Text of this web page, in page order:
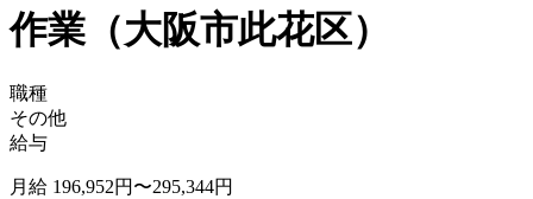
作業（大阪市此花区）
職種
その他
給与
月給 196,952円〜295,344円